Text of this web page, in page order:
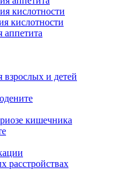
кислотности
кислотности
аппетита
взрослых и детей
кишечника
расстройствах